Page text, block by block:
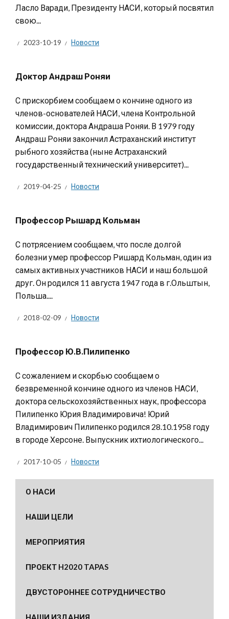
Ласло Варади, Президенту НАСИ, который посвятил
свою...
2023-10-19 Новости
Доктор Андраш Роняи
С прискорбием сообщаем о кончине одного из
членов-основателей НАСИ, члена Контрольной
комиссии, доктора Андраша Роняи. В 1979 году
Андраш Роняи закончил Астраханский институт
рыбного хозяйства (ныне Астраханский
государственный технический университет)...
2019-04-25 Новости
Профессор Рышард Кольман
С потрясением сообщаем, что после долгой
болезни умер профессор Ришард Кольман, один из
самых активных участников НАСИ и наш большой
друг. Он родился 11 августа 1947 года в г.Ольштын,
Польша....
2018-02-09 Новости
Профессор Ю.В.Пилипенко
С сожалением и скорбью сообщаем о
безвременной кончине одного из членов НАСИ,
доктора сельскохозяйственных наук, профессора
Пилипенко Юрия Владимировича! Юрий
Владимирович Пилипенко родился 28.10.1958 году
в городе Херсоне. Выпускник ихтиологического...
2017-10-05 Новости
О НАСИ
НАШИ ЦЕЛИ
МЕРОПРИЯТИЯ
ПРОЕКТ H2020 TAPAS
ДВУСТОРОННЕЕ СОТРУДНИЧЕСТВО
НАШИ ИЗДАНИЯ